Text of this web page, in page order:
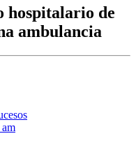
hospitalario de
ambulancia